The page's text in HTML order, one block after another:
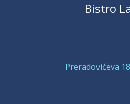
Bistro
Preradovićeva